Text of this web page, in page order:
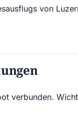
von
verbunden.